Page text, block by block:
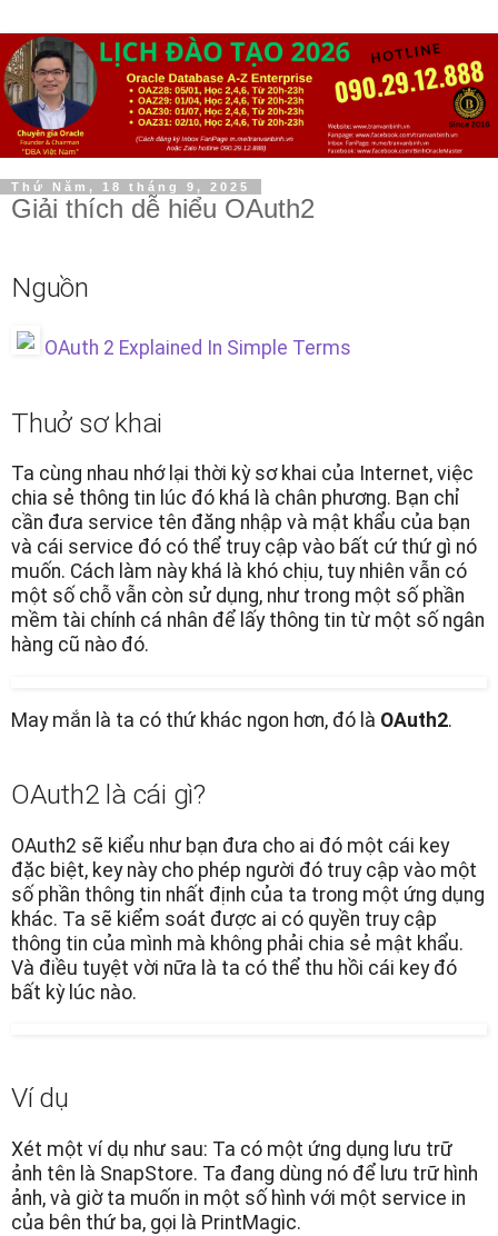
Thứ Năm, 18 tháng 9, 2025
Giải thích dễ hiểu OAuth2
Nguồn
OAuth 2 Explained In Simple Terms
Thuở sơ khai
Ta cùng nhau nhớ lại thời kỳ sơ khai của Internet, việc
chia sẻ thông tin lúc đó khá là chân phương. Bạn chỉ
cần đưa service tên đăng nhập và mật khẩu của bạn
và cái service đó có thể truy cập vào bất cứ thứ gì nó
muốn. Cách làm này khá là khó chịu, tuy nhiên vẫn có
một số chỗ vẫn còn sử dụng, như trong một số phần
mềm tài chính cá nhân để lấy thông tin từ một số ngân
hàng cũ nào đó.
May mắn là ta có thứ khác ngon hơn, đó là OAuth2.
OAuth2 là cái gì?
OAuth2 sẽ kiểu như bạn đưa cho ai đó một cái key
đặc biệt, key này cho phép người đó truy cập vào một
số phần thông tin nhất định của ta trong một ứng dụng
khác. Ta sẽ kiểm soát được ai có quyền truy cập
thông tin của mình mà không phải chia sẻ mật khẩu.
Và điều tuyệt vời nữa là ta có thể thu hồi cái key đó
bất kỳ lúc nào.
Ví dụ
Xét một ví dụ như sau: Ta có một ứng dụng lưu trữ
ảnh tên là SnapStore. Ta đang dùng nó để lưu trữ hình
ảnh, và giờ ta muốn in một số hình với một service in
của bên thứ ba, gọi là PrintMagic.